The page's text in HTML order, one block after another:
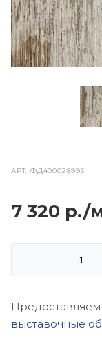
АРТ.ФД400028995
7 320 р./
Предоставляем
выставочные